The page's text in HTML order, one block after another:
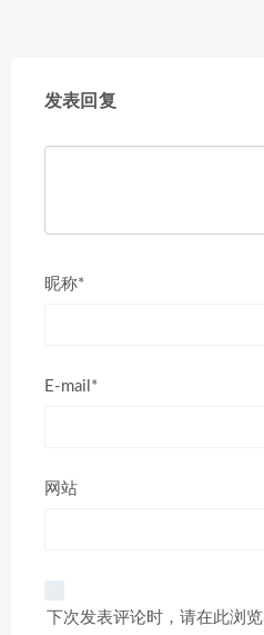
发表回复
昵称*
E-mail*
网站
下次发表评论时，请在此浏